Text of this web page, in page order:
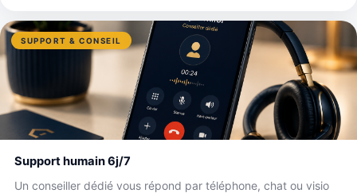
SUPPORT & CONSEIL
Support humain 6j/7
Un conseiller dédié vous répond par téléphone, chat ou visio